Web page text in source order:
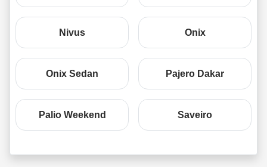
Nivus Onix
Onix Sedan Pajero Dakar
Palio Weekend Saveiro